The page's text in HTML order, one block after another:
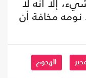
نومه مخافة أن
الهجوم